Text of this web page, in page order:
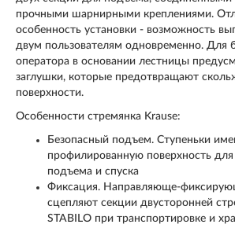
прочными шарнирными креплениями.
особенность установки - возможность
двум пользователям одновременно. Для
оператора в основании лестницы
заглушки, которые предотвращают
поверхности.
Особенности стремянка Krause:
Безопасный подъем. Ступеньки
профилированную поверхность для
подъема и спуска
Фиксация. Направляюще-
сцепляют секции двусторонней
STABILO при транспортировке и